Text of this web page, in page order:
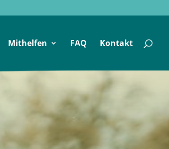
Mithelfen FAQ Kontakt